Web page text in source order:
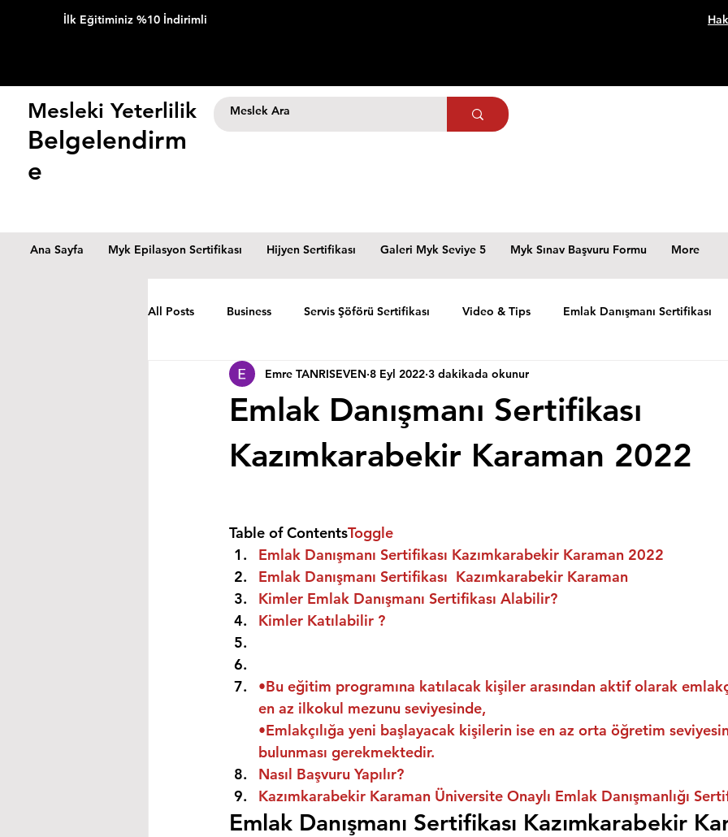
İlk Eğitiminiz %10 İndirimli
Mesleki Yeterlilik
Belgelendirm
e
Ana Sayfa Myk Epilasyon Sertifikası Hijyen Sertifikası Galeri Myk Seviye 5 Myk Sınav Başvuru Formu More
All Posts Business Servis Şöförü Sertifikası Video & Tips Emlak Danışmanı Sertifikası
Emlak Danışmanı Sertifikası
Kazımkarabekir Karaman 2022
Emre TANRISEVEN 8 Eyl 2022 3 dakikada okunur
Table of ContentsToggle
Emlak Danışmanı Sertifikası Kazımkarabekir Karaman 2022
Emlak Danışmanı Sertifikası  Kazımkarabekir Karaman
Kimler Emlak Danışmanı Sertifikası Alabilir?
Kimler Katılabilir ?
•Bu eğitim programına katılacak kişiler arasından aktif olarak
en az ilkokul mezunu seviyesinde,
•Emlakçılığa yeni başlayacak kişilerin ise en az orta öğretim
bulunması gerekmektedir.
Nasıl Başvuru Yapılır?
Kazımkarabekir Karaman Üniversite Onaylı Emlak Danışmanlığı
Emlak Danışmanı Sertifikası Kazımkarabekir